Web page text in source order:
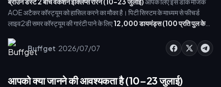
AOE अटैकर कॉस्ट्यूम को हासिल करने का मौका है। पिटी सिस्टम के माध्यम से फीचर्ड
लाइव2डी समर कॉस्ट्यूम की गारंटी पाने के लिए12,000 डायमंड्स (100 प्रति पुल के
क्षेत्र में 2x450% तक का डैमेज देता है। नीचे दी गई है: सटीक डायमंड गणना, मुफ्त आय
के स्रोत, और आपकी गारंटी पाने का सबसे सस्ता तरीका।
Buffget·2026/07/07
आपको क्या जानने की आवश्यकता है (10–23 जुलाई)